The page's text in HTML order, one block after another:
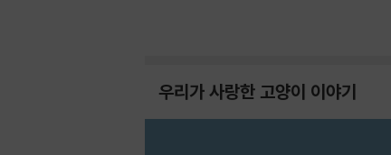
우리가 사랑한 고양이 이야기